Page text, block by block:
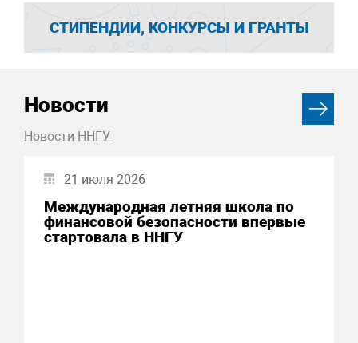
СТИПЕНДИИ, КОНКУРСЫ И ГРАНТЫ
Новости
Новости ННГУ
21 июля 2026
Международная летняя школа по
финансовой безопасности впервые
стартовала в ННГУ